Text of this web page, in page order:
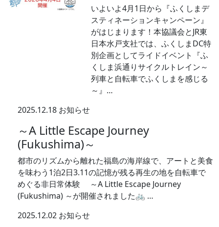
いよいよ4月1日から『ふくしまデ
スティネーションキャンペーン』
がはじまります！本協議会とJR東
日本水戸支社では、ふくしまDC特
別企画としてライドイベント『ふ
くしま浜通りサイクルトレイン～
列車と自転車でふくしまを感じる
～』…
2025.12.18 お知らせ
～A Little Escape Journey
(Fukushima)～
都市のリズムから離れた福島の海岸線で、アートと美食
を味わう1泊2日3.11の記憶が残る再生の地を自転車で
めぐる非日常体験 ～A Little Escape Journey
(Fukushima) ～が開催されました🚲 …
2025.12.02 お知らせ